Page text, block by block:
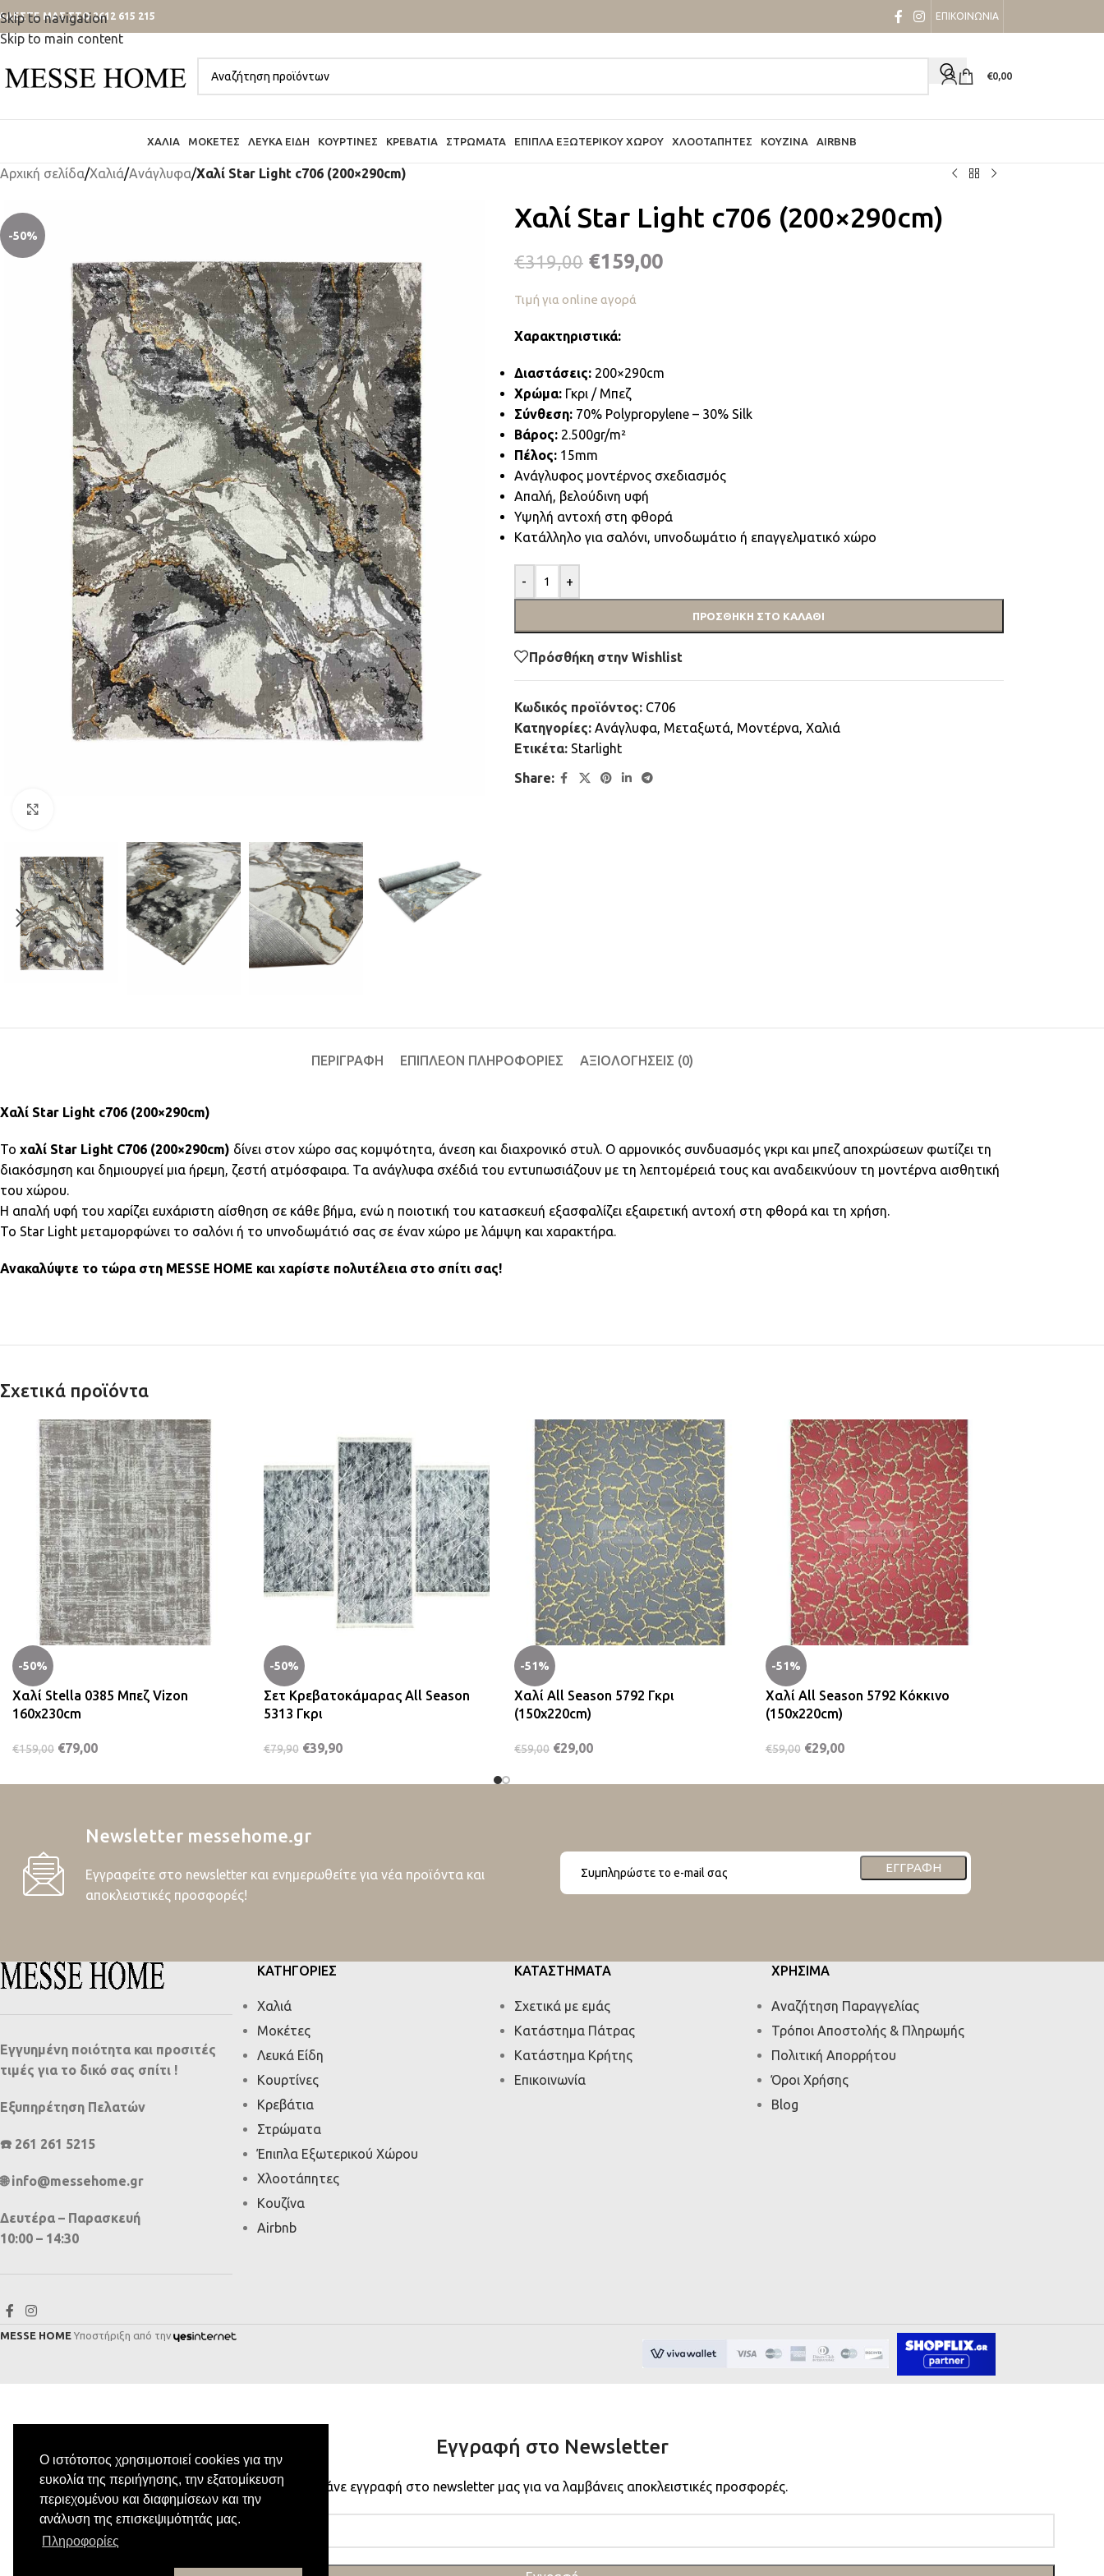
Ο ιστότοπος χρησιμοποιεί cookies για την
ευκολία της περιήγησης, την εξατομίκευση
περιεχομένου και διαφημίσεων και την
ανάλυση της επισκεψιμότητάς μας.
Πληροφορίες
Skip to navigation
Skip to main content
ΜΑΣ ΣΤΟ 2612 615 215 ΕΠΙΚΟΙΝΩΝΙΑ
€0,00
ΧΑΛΙΆ ΜΟΚΈΤΕΣ ΛΕΥΚΆ ΕΊΔΗ ΚΟΥΡΤΊΝΕΣ ΚΡΕΒΆΤΙΑ ΣΤΡΏΜΑΤΑ ΈΠΙΠΛΑ ΕΞΩΤΕΡΙΚΟΎ ΧΏΡΟΥ ΧΛΟΟΤΆΠΗΤΕΣ ΚΟΥΖΊΝΑ AIRBNB
Αρχική σελίδα/Χαλιά/Ανάγλυφα/Χαλί Star Light c706 (200×290cm)
-50%
Χαλί Star Light c706 (200×290cm)
€319,00 €159,00
Τιμή για online αγορά
Χαρακτηριστικά:
Διαστάσεις:200×290cm
Χρώμα:Γκρι / Μπεζ
Σύνθεση:70% Polypropylene – 30% Silk
Βάρος:2.500gr/m²
Πέλος:15mm
Ανάγλυφος μοντέρνος σχεδιασμός
Απαλή, βελούδινη υφή
Υψηλή αντοχή στη φθορά
Κατάλληλο για σαλόνι, υπνοδωμάτιο ή επαγγελματικό χώρο
- +
ΠΡΟΣΘΉΚΗ ΣΤΟ ΚΑΛΆΘΙ
Πρόσθήκη στην Wishlist
Κωδικός προϊόντος: C706
Κατηγορίες: Ανάγλυφα, Μεταξωτά, Μοντέρνα, Χαλιά
Ετικέτα: Starlight
Share:
ΠΕΡΙΓΡΑΦΉ ΕΠΙΠΛΈΟΝ ΠΛΗΡΟΦΟΡΊΕΣ ΑΞΙΟΛΟΓΉΣΕΙΣ (0)
Χαλί Star Light c706 (200×290cm)
Το χαλί Star Light C706 (200×290cm) δίνει στον χώρο σας κομψότητα, άνεση και διαχρονικό στυλ. Ο αρμονικός συνδυασμός γκρι και μπεζ αποχρώσεων φωτίζει τη
διακόσμηση και δημιουργεί μια ήρεμη, ζεστή ατμόσφαιρα. Τα ανάγλυφα σχέδιά του εντυπωσιάζουν με τη λεπτομέρειά τους και αναδεικνύουν τη μοντέρνα αισθητική
του χώρου.
Η απαλή υφή του χαρίζει ευχάριστη αίσθηση σε κάθε βήμα, ενώ η ποιοτική του κατασκευή εξασφαλίζει εξαιρετική αντοχή στη φθορά και τη χρήση.
Το Star Light μεταμορφώνει το σαλόνι ή το υπνοδωμάτιό σας σε έναν χώρο με λάμψη και χαρακτήρα.
Ανακαλύψτε το τώρα στη MESSE HOME και χαρίστε πολυτέλεια στο σπίτι σας!
Σχετικά προϊόντα
-50%
Χαλί Stella 0385 Μπεζ Vizon
160x230cm
€159,00 €79,00
-50%
Σετ Κρεβατοκάμαρας All Season
5313 Γκρι
€79,90 €39,90
-51%
Χαλί All Season 5792 Γκρι
(150x220cm)
€59,00 €29,00
-51%
Χαλί All Season 5792 Κόκκινο
(150x220cm)
€59,00 €29,00
Newsletter messehome.gr
Εγγραφείτε στο newsletter και ενημερωθείτε για νέα προϊόντα και
αποκλειστικές προσφορές!
ΕΓΓΡΑΦΉ
Εγγυημένη ποιότητα και προσιτές
τιμές για το δικό σας σπίτι !
Εξυπηρέτηση Πελατών
☎️ 261 261 5215
🌐 info@messehome.gr
Δευτέρα – Παρασκευή
10:00 – 14:30
ΚΑΤΗΓΟΡΙΕΣ
Χαλιά
Μοκέτες
Λευκά Είδη
Κουρτίνες
Κρεβάτια
Στρώματα
Έπιπλα Εξωτερικού Χώρου
Χλοοτάπητες
Κουζίνα
Airbnb
ΚΑΤΑΣΤΗΜΑΤΑ
Σχετικά με εμάς
Κατάστημα Πάτρας
Κατάστημα Κρήτης
Επικοινωνία
ΧΡΗΣΙΜΑ
Αναζήτηση Παραγγελίας
Τρόποι Αποστολής & Πληρωμής
Πολιτική Απορρήτου
Όροι Χρήσης
Blog
MESSE HOME Υποστήριξη από την
Εγγραφή στο Newsletter
Κάνε εγγραφή στο newsletter μας για να λαμβάνεις αποκλειστικές προσφορές.